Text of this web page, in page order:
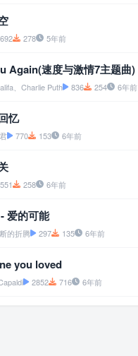
692 278 5年前
Again(速度与激情7主题曲)
、Charlie Puth 836 254 6年前
忆
770 153 6年前
551 258 6年前
爱的可能
的折腾 297 135 6年前
you loved
2852 716 6年前